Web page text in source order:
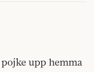
upp hemma